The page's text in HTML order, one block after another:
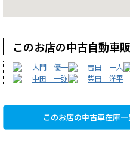
このお店の中古自動車
大門 優一 吉田 一人
中田 一弥
柴田 洋平
このお店の中古車在庫一